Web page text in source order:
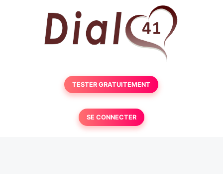
TESTER GRATUITEMENT
SE CONNECTER